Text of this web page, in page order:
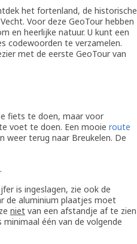
het fortenland, de historische
Voor deze GeoTour hebben
en heerlijke natuur. U kunt een
codewoorden te verzamelen.
met de eerste GeoTour van
fiets te doen, maar voor
voet te doen. Een mooie route
weer terug naar Breukelen. De
is ingeslagen, zie ook de
de aluminium plaatjes moet
niet van een afstandje af te zien
één van de volgende